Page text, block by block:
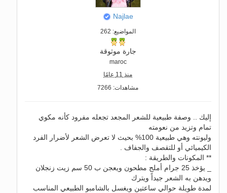
Najlae
المواضيع: 262
جارة موثوقة
maroc
منذ 11 عامًا
مشاهدات: 7266
إليك .. وصفة طبيعية للشعر المجعد تجعله مفرود كأنه مكوي
تمام وتزيد من نعومته
وليونته وهي طبيعية 100% بحيث لا تعرض الشعر لأضرار الفرد
الكيميائي أو للتقصف والجفاف .
** المكونات والطريقة :
_ يؤخذ 25 جرام أملج مطحون ويعجن ب 50 سم زيت زنجلان
ويدهن به الشعر جيداً ويترك
لمدة طويلة حوالي ساعتين ويغسل بالشامبو الطبيعي المناسب